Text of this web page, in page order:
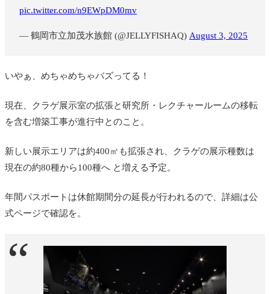
pic.twitter.com/n9EWpDM0mv
— 鶴岡市立加茂水族館 (@JELLYFISHAQ) August 3, 2025
いやぁ、めちゃめちゃバズってる！
現在、クラゲ展示室の拡張と研究所・レクチャールームの移転
を含む増築工事が進行中とのこと。
新しい展示エリアは約400㎡も拡張され、クラゲの展示種数は
現在の約80種から100種へ と増える予定。
年間パスポートは休館期間分の延長が行われるので、詳細は公
式ページで確認を。